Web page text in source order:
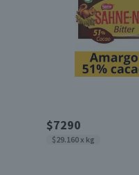
$7290
$29.160 x kg